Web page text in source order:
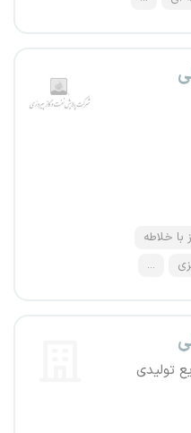
با خلاطه
...
تولیدی